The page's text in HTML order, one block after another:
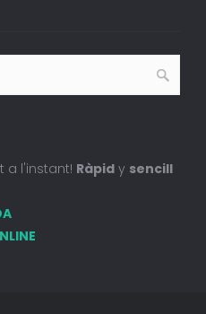
a l'instant! Ràpidy sencill